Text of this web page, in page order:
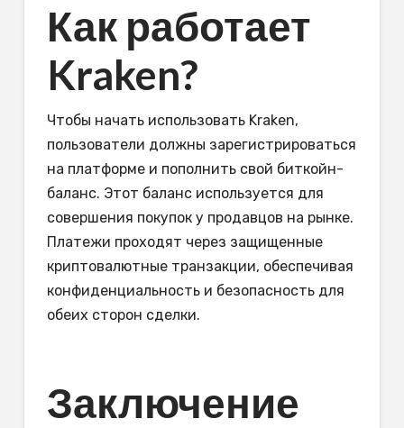
Как работает
Kraken?
Чтобы начать использовать Kraken,
пользователи должны зарегистрироваться
на платформе и пополнить свой биткойн-
баланс. Этот баланс используется для
совершения покупок у продавцов на рынке.
Платежи проходят через защищенные
криптовалютные транзакции, обеспечивая
конфиденциальность и безопасность для
обеих сторон сделки.
Заключение